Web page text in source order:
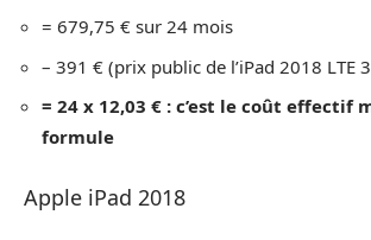
= 679,75 € sur 24 mois
– 391 € (prix public de l’iPad 2018 LTE
= 24 x 12,03 € : c’est le coût effectif
formule
Apple iPad 2018